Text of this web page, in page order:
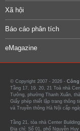
Xã hội
Báo cáo phân tích
eMagazine
© Copyright 2007 - 2026 -
Tầng 17, 19, 20, 21 Toà nhà
Tưởng, phường Thanh Xuân,
Giấy phép thiết lập trang thông
và Truyền thông Hà Nội cấp
Tầng 21, tòa nhà Center
Địa chỉ: Số 01, phố Nguyễn